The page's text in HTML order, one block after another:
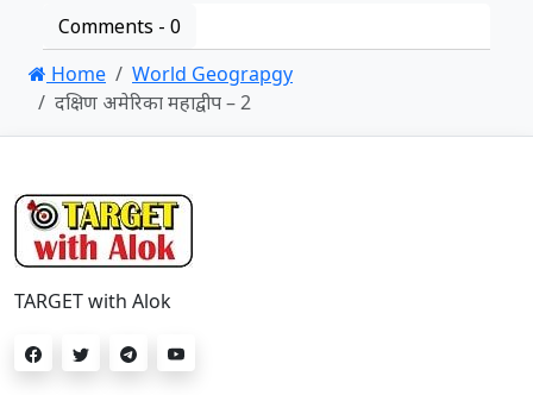
Comments - 0
Home
World Geograpgy
दक्षिण अमेरिका महाद्वीप – 2
TARGET with Alok